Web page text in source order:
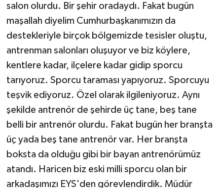
salon olurdu. Bir şehir oradaydı. Fakat bugün
maşallah diyelim Cumhurbaşkanımızın da
destekleriyle birçok bölgemizde tesisler oluştu,
antrenman salonları oluşuyor ve biz köylere,
kentlere kadar, ilçelere kadar gidip sporcu
tarıyoruz. Sporcu taraması yapıyoruz. Sporcuyu
teşvik ediyoruz. Özel olarak ilgileniyoruz. Aynı
şekilde antrenör de şehirde üç tane, beş tane
belli bir antrenör olurdu. Fakat bugün her branşta
üç yada beş tane antrenör var. Her branşta
boksta da olduğu gibi bir bayan antrenörümüz
atandı. Haricen biz eski milli sporcu olan bir
arkadaşımızı EYS'den görevlendirdik. Müdür